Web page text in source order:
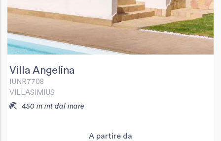
Villa Angelina
IUNR7708
VILLASIMIUS
450 m mt dal mare
A partire da